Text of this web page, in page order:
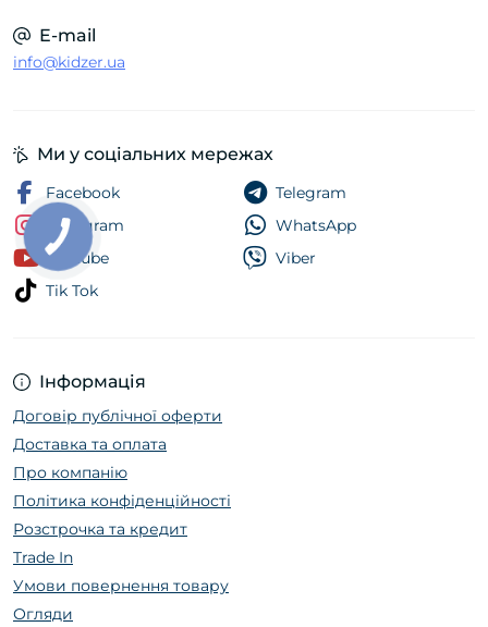
E-mail
info@kidzer.ua
Інформація
Договір публічної оферти
Доставка та оплата
Про компанію
Політика конфіденційності
Розстрочка та кредит
Trade In
Умови повернення товару
Огляди
Ми у соціальних мережах
Facebook
Instagram
Youtube
Tik Tok
Telegram
WhatsApp
Viber